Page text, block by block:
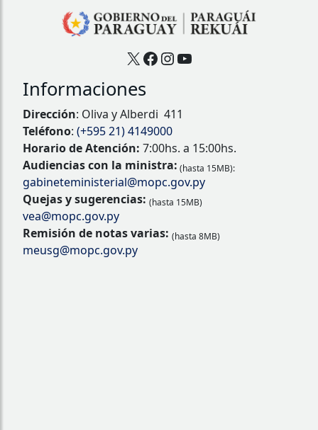
X Facebook
Instagram
YouTube
Informaciones
Dirección: Oliva y Alberdi 411
Teléfono: (+595 21) 4149000
Horario de Atención: 7:00hs. a 15:00hs.
Audiencias con la ministra: (hasta 15MB):
gabineteministerial@mopc.gov.py
Quejas y sugerencias: (hasta 15MB)
vea@mopc.gov.py
Remisión de notas varias: (hasta 8MB)
meusg@mopc.gov.py